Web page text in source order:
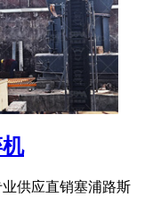
业供应直销塞浦路斯